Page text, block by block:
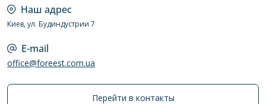
Наш адрес
Киев, ул. Будиндустрии 7
E-mail
office@foreest.com.ua
Перейти в контакты